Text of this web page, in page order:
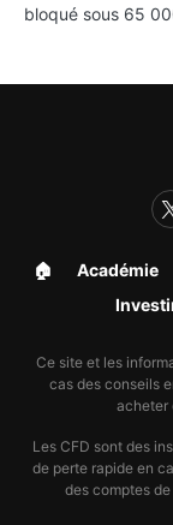
bloqué sous 65
🏠︎ Académie
Ce site et les
cas des conseils
acheter
Les CFD sont des
de perte rapide en
des comptes